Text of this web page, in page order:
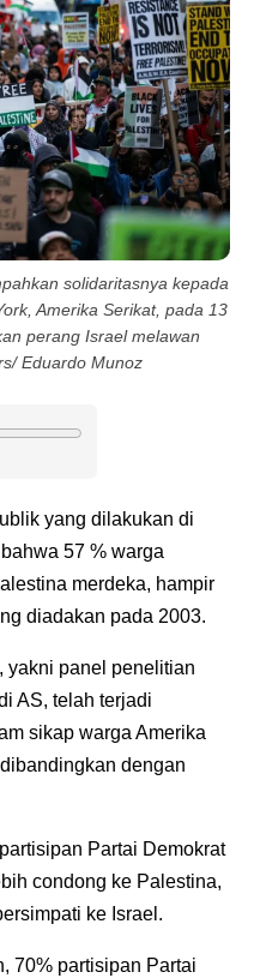
solidaritasnya kepada
Amerika Serikat, pada 13
perang Israel melawan
Eduardo Munoz
yang dilakukan di
57 % warga
merdeka, hampir
diadakan pada 2003.
yakni panel penelitian
AS, telah terjadi
sikap warga Amerika
dengan
Partai Demokrat
condong ke Palestina,
ke Israel.
70% partisipan Partai